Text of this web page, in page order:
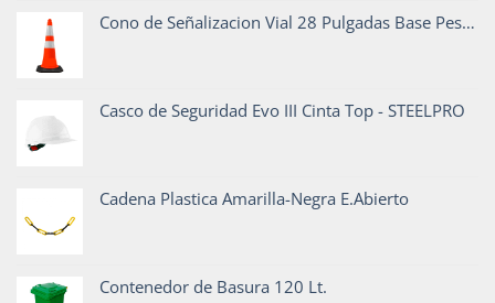
Cono de Señalizacion Vial 28 Pulgadas Base Pesada
Casco de Seguridad Evo III Cinta Top - STEELPRO
Cadena Plastica Amarilla-Negra E.Abierto
Contenedor de Basura 120 Lt.